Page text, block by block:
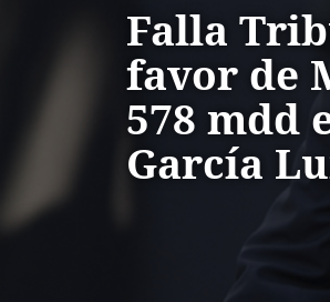
Falla
favor de
578 mdd
García